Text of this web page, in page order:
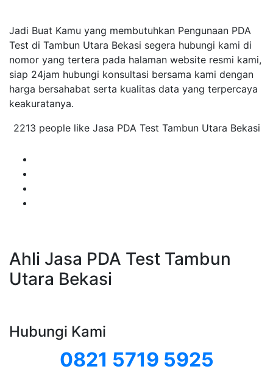
Jadi Buat Kamu yang membutuhkan Pengunaan PDA
Test di Tambun Utara Bekasi segera hubungi kami di
nomor yang tertera pada halaman website resmi kami,
siap 24jam hubungi konsultasi bersama kami dengan
harga bersahabat serta kualitas data yang terpercaya
keakuratanya.
2213 people like Jasa PDA Test Tambun Utara Bekasi
Ahli Jasa PDA Test Tambun
Utara Bekasi
Hubungi Kami
0821 5719 5925